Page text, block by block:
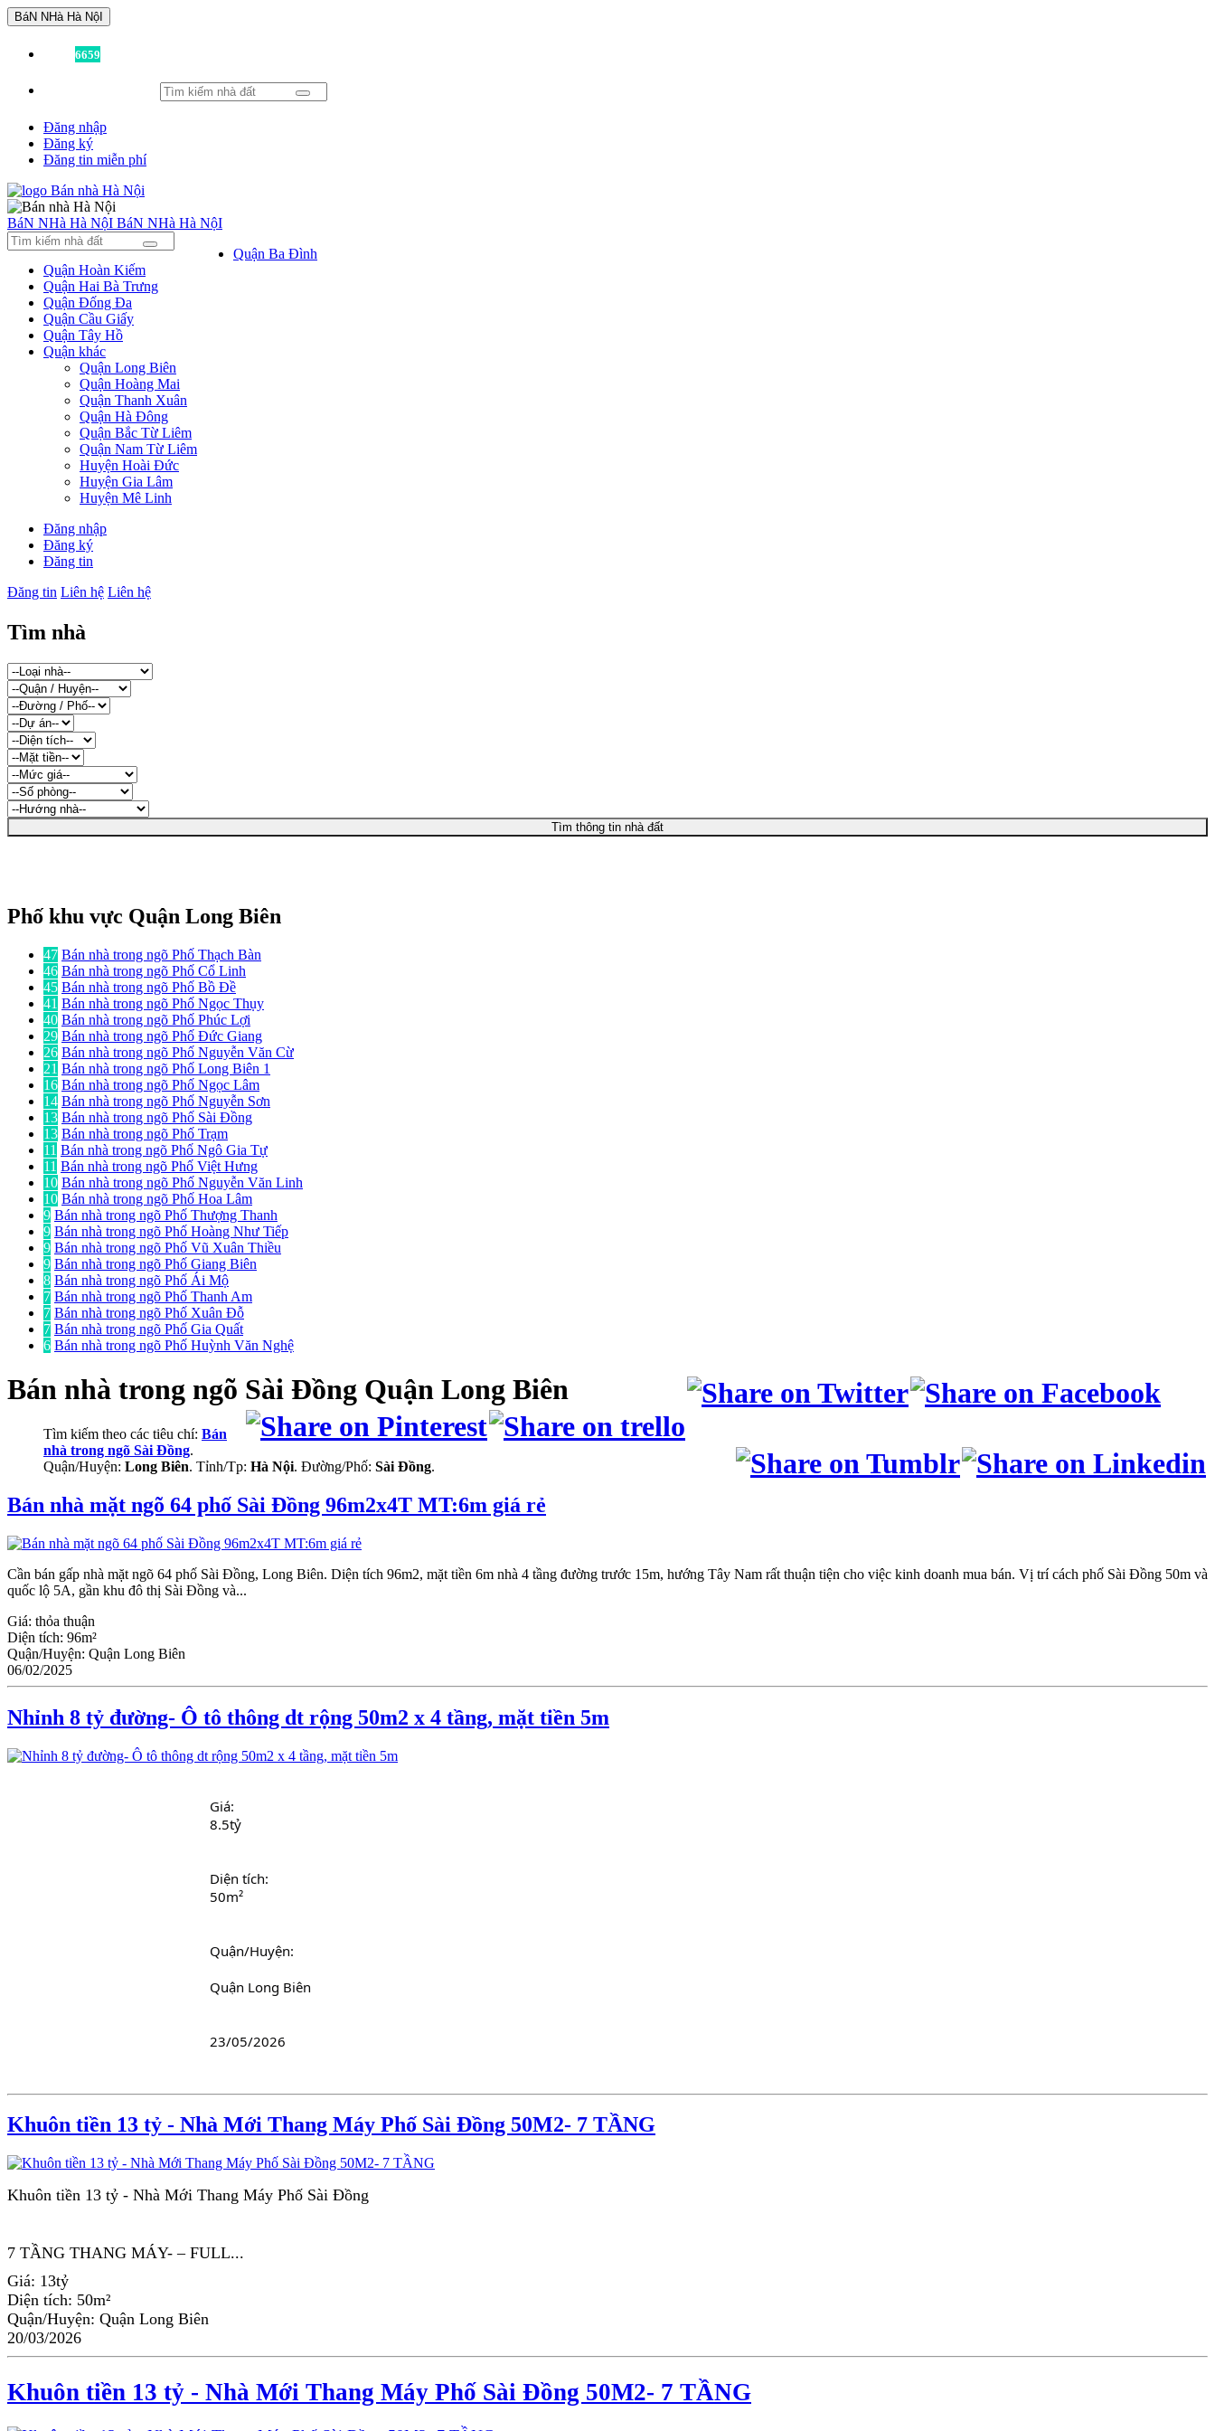
BáN NHà Hà NộI
6659
Đăng nhập
Đăng ký
Đăng tin miễn phí
BáN NHà Hà NộI BáN NHà Hà NộI
Quận Ba Đình
Quận Hoàn Kiếm
Quận Hai Bà Trưng
Quận Đống Đa
Quận Cầu Giấy
Quận Tây Hồ
Quận khác
Quận Long Biên
Quận Hoàng Mai
Quận Thanh Xuân
Quận Hà Đông
Quận Bắc Từ Liêm
Quận Nam Từ Liêm
Huyện Hoài Đức
Huyện Gia Lâm
Huyện Mê Linh
Đăng nhập
Đăng ký
Đăng tin
Đăng tin Liên hệ Liên hệ
Tìm nhà
Tìm thông tin nhà đất
Phố khu vực Quận Long Biên
47 Bán nhà trong ngõ Phố Thạch Bàn
46 Bán nhà trong ngõ Phố Cổ Linh
45 Bán nhà trong ngõ Phố Bồ Đề
41 Bán nhà trong ngõ Phố Ngọc Thụy
40 Bán nhà trong ngõ Phố Phúc Lợi
29 Bán nhà trong ngõ Phố Đức Giang
26 Bán nhà trong ngõ Phố Nguyễn Văn Cừ
21 Bán nhà trong ngõ Phố Long Biên 1
16 Bán nhà trong ngõ Phố Ngọc Lâm
14 Bán nhà trong ngõ Phố Nguyễn Sơn
13 Bán nhà trong ngõ Phố Sài Đồng
13 Bán nhà trong ngõ Phố Trạm
11 Bán nhà trong ngõ Phố Ngô Gia Tự
11 Bán nhà trong ngõ Phố Việt Hưng
10 Bán nhà trong ngõ Phố Nguyễn Văn Linh
10 Bán nhà trong ngõ Phố Hoa Lâm
9 Bán nhà trong ngõ Phố Thượng Thanh
9 Bán nhà trong ngõ Phố Hoàng Như Tiếp
9 Bán nhà trong ngõ Phố Vũ Xuân Thiều
9 Bán nhà trong ngõ Phố Giang Biên
8 Bán nhà trong ngõ Phố Ái Mộ
7 Bán nhà trong ngõ Phố Thanh Am
7 Bán nhà trong ngõ Phố Xuân Đỗ
7 Bán nhà trong ngõ Phố Gia Quất
6 Bán nhà trong ngõ Phố Huỳnh Văn Nghệ
Bán nhà trong ngõ Sài Đồng Quận Long Biên
Tìm kiếm theo các tiêu chí: Bán
nhà trong ngõ Sài Đồng.
Quận/Huyện: Long Biên. Tỉnh/Tp: Hà Nội. Đường/Phố: Sài Đồng.
Bán nhà mặt ngõ 64 phố Sài Đồng 96m2x4T MT:6m giá rẻ
Cần bán gấp nhà mặt ngõ 64 phố Sài Đồng, Long Biên. Diện tích 96m2, mặt tiền 6m nhà 4 tầng đường trước 15m, hướng Tây Nam rất thuận tiện cho việc kinh doanh mua bán. Vị trí cách phố Sài Đồng 50m và
quốc lộ 5A, gần khu đô thị Sài Đồng và...
Giá: thỏa thuận
Diện tích: 96m²
Quận/Huyện: Quận Long Biên
06/02/2025
Nhỉnh 8 tỷ đường- Ô tô thông dt rộng 50m2 x 4 tầng, mặt tiền 5m
Giá:
8.5tỷ
Diện tích:
50m²
Quận/Huyện:
							Quận Long Biên
23/05/2026
Khuôn tiền 13 tỷ - Nhà Mới Thang Máy Phố Sài Đồng 50M2- 7 TẦNG
Khuôn tiền 13 tỷ - Nhà Mới Thang Máy Phố Sài Đồng
7 TẦNG THANG MÁY- – FULL...
Giá: 13tỷ
Diện tích: 50m²
Quận/Huyện: Quận Long Biên
20/03/2026
Khuôn tiền 13 tỷ - Nhà Mới Thang Máy Phố Sài Đồng 50M2- 7 TẦNG